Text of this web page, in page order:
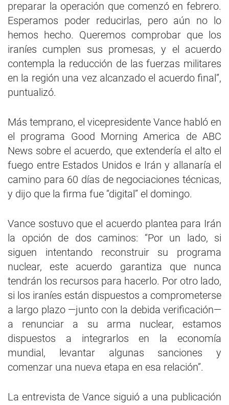
preparar la operación que comenzó en febrero.
Esperamos poder reducirlas, pero aún no lo
hemos hecho. Queremos comprobar que los
iraníes cumplen sus promesas, y el acuerdo
contempla la reducción de las fuerzas militares
en la región una vez alcanzado el acuerdo final”,
puntualizó.
Más temprano, el vicepresidente Vance habló en
el programa Good Morning America de ABC
News sobre el acuerdo, que extendería el alto el
fuego entre Estados Unidos e Irán y allanaría el
camino para 60 días de negociaciones técnicas,
y dijo que la firma fue “digital” el domingo.
Vance sostuvo que el acuerdo plantea para Irán
la opción de dos caminos: “Por un lado, si
siguen intentando reconstruir su programa
nuclear, este acuerdo garantiza que nunca
tendrán los recursos para hacerlo. Por otro lado,
si los iraníes están dispuestos a comprometerse
a largo plazo —junto con la debida verificación—
a renunciar a su arma nuclear, estamos
dispuestos a integrarlos en la economía
mundial, levantar algunas sanciones y
comenzar una nueva etapa en esa relación”.
La entrevista de Vance siguió a una publicación